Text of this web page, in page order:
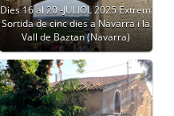
Dies 16 al 20 -JULIOL 2025 Extrem
Sortida de cinc dies a Navarra i la
Vall de Baztan (Navarra)